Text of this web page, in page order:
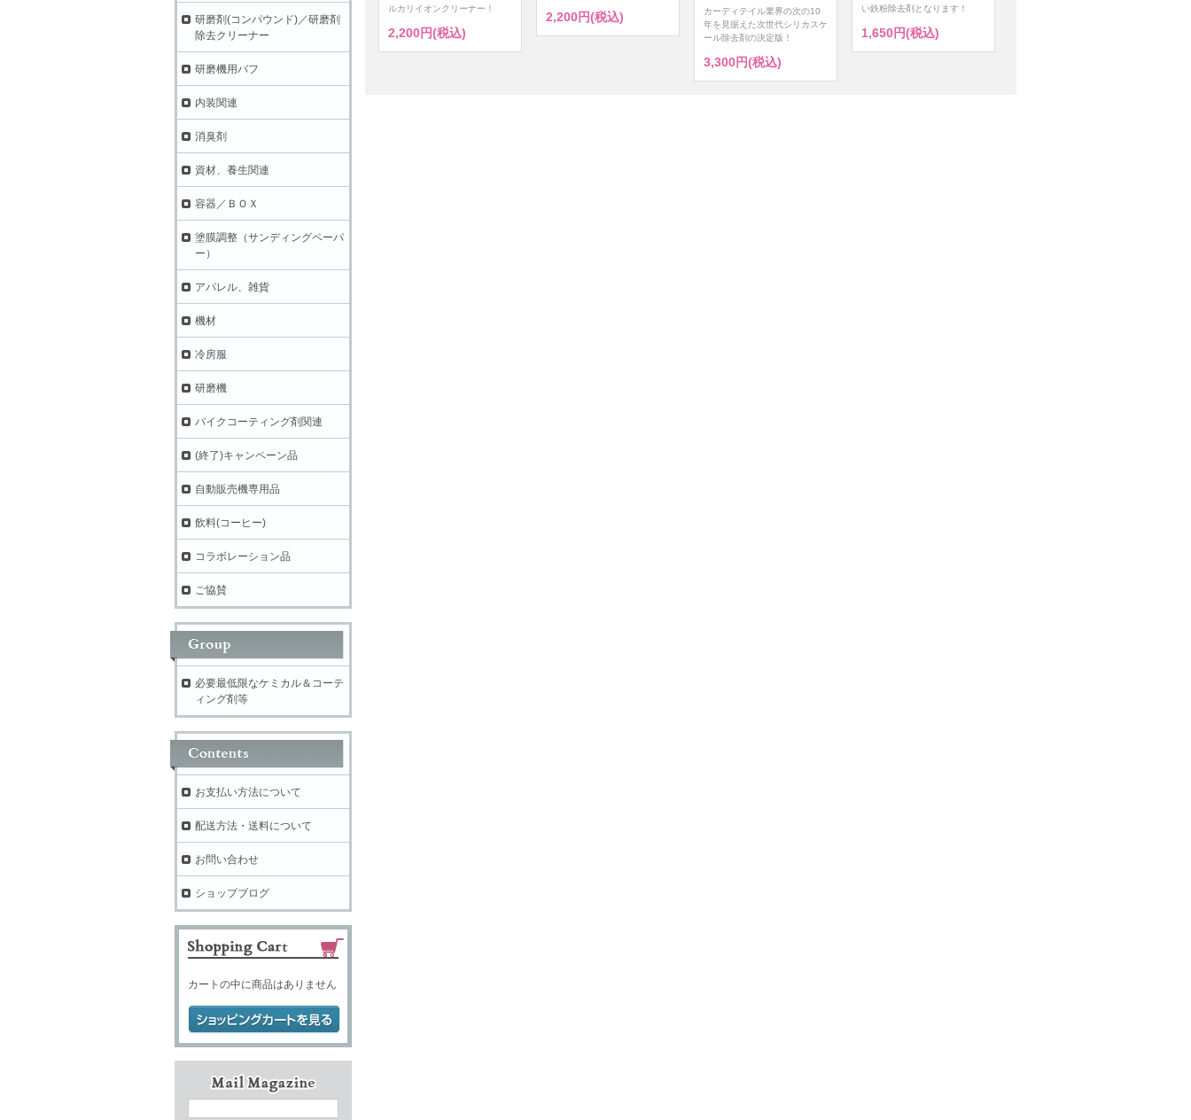
ルカリイオンクリーナー！
2,200円(税込)
2,200円(税込)
カーディテイル業界の次の10
年を見据えた次世代シリカスケ
ール除去剤の決定版！
3,300円(税込)
い鉄粉除去剤となります！
1,650円(税込)
研磨剤(コンパウンド)／研磨剤
除去クリーナー
研磨機用バフ
内装関連
消臭剤
資材、養生関連
容器／ＢＯＸ
塗膜調整（サンディングペーパ
ー）
アパレル、雑貨
機材
冷房服
研磨機
バイクコーティング剤関連
(終了)キャンペーン品
自動販売機専用品
飲料(コーヒー)
コラボレーション品
ご協賛
必要最低限なケミカル＆コーテ
ィング剤等
お支払い方法について
配送方法・送料について
お問い合わせ
ショップブログ
カートの中に商品はありません